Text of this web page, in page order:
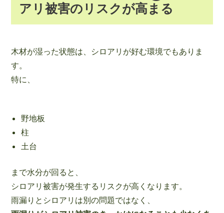
アリ被害のリスクが高まる
木材が湿った状態は、シロアリが好む環境でもありま
す。
特に、
野地板
柱
土台
まで水分が回ると、
シロアリ被害が発生するリスクが高くなります。
雨漏りとシロアリは別の問題ではなく、